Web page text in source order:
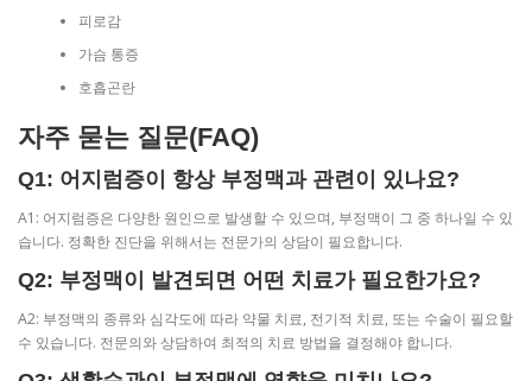
피로감
가슴 통증
호흡곤란
자주 묻는 질문(FAQ)
Q1: 어지럼증이 항상 부정맥과 관련이 있나요?
A1: 어지럼증은 다양한 원인으로 발생할 수 있으며, 부정맥이 그 중 하나일 수 있
습니다. 정확한 진단을 위해서는 전문가의 상담이 필요합니다.
Q2: 부정맥이 발견되면 어떤 치료가 필요한가요?
A2: 부정맥의 종류와 심각도에 따라 약물 치료, 전기적 치료, 또는 수술이 필요할
수 있습니다. 전문의와 상담하여 최적의 치료 방법을 결정해야 합니다.